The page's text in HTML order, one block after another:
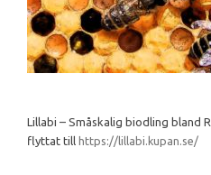
Lillabi – Småskalig biodling bland
flyttat till https://lillabi.kupan.se/